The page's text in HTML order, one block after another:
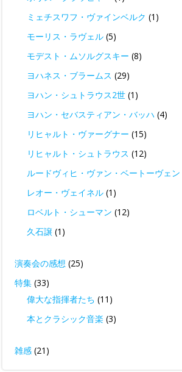
ミェチスワフ・ヴァインベルク (1)
モーリス・ラヴェル (5)
モデスト・ムソルグスキー (8)
ヨハネス・ブラームス (29)
ヨハン・シュトラウス2世 (1)
ヨハン・セバスティアン・バッハ (4)
リヒャルト・ヴァーグナー (15)
リヒャルト・シュトラウス (12)
ルードヴィヒ・ヴァン・ベートーヴェン
レオー・ヴェイネル (1)
ロベルト・シューマン (12)
久石譲 (1)
演奏会の感想 (25)
特集 (33)
偉大な指揮者たち (11)
本とクラシック音楽 (3)
雑感 (21)